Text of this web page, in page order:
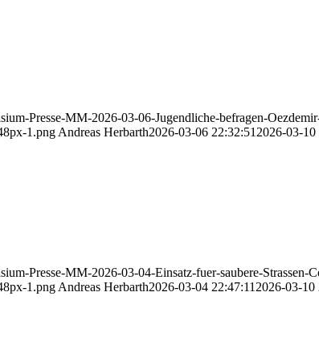
Presse-MM-2026-03-06-Jugendliche-befragen-
1.png Andreas Herbarth2026-03-06 22:32:51 2026-03-
Presse-MM-2026-03-04-Einsatz-fuer-saubere-Strassen-
1.png Andreas Herbarth2026-03-04 22:47:11 2026-03-10